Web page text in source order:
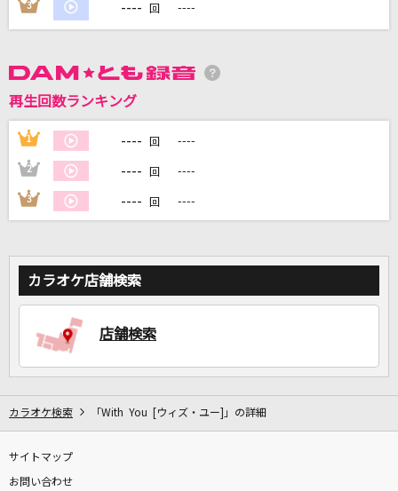
サトシ(松本梨香)
The Birthday
ゴールデンタイムラバー
スキマスイッチ
カラオケをもっと楽しもう！
3 ---- 回 ----
再生回数ランキング
1 ---- 回 ----
2 ---- 回 ----
3 ---- 回 ----
カラオケ店舗検索
店舗検索
カラオケ検索 「With You [ウィズ・ユー]」の詳細
サイトマップ
お問い合わせ